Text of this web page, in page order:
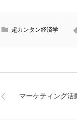
超カンタン経済学
マーケティング活